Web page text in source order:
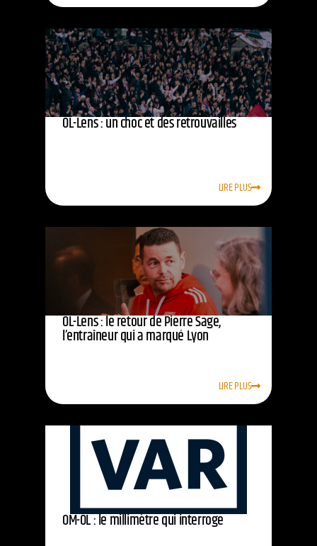
OL-Lens : un choc et des retrouvailles
LIRE PLUS
OL-Lens : le retour de Pierre Sage,
l’entraîneur qui a marqué Lyon
LIRE PLUS
OM-OL : le millimètre qui interroge